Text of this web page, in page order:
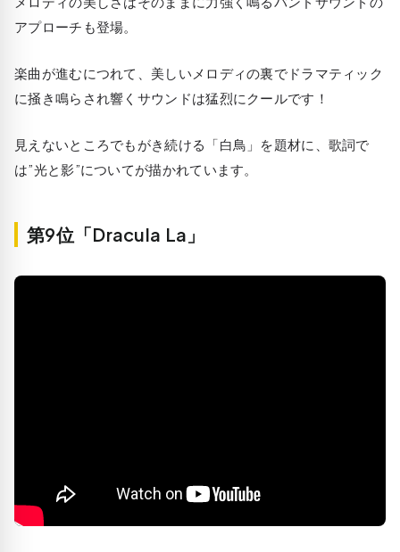
アプローチも登場。
楽曲が進むにつれて、美しいメロディの裏でドラマティック
に掻き鳴らされ響くサウンドは猛烈にクールです！
見えないところでもがき続ける「白鳥」を題材に、歌詞で
は”光と影”についてが描かれています。
第9位「Dracula La」